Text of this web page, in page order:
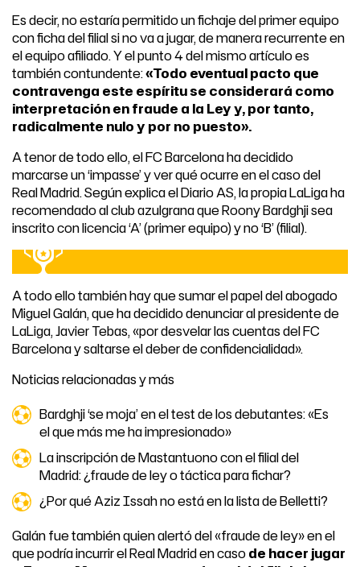
Es decir, no estaría permitido un fichaje del primer equipo
con ficha del filial si no va a jugar, de manera recurrente en
el equipo afiliado. Y el punto 4 del mismo artículo es
también contundente:«Todo eventual pacto que
contravenga este espíritu se considerará como
interpretación en fraude a la Ley y, por tanto,
radicalmente nulo y por no puesto».
A tenor de todo ello, el FC Barcelona ha decidido
marcarse un ‘impasse’ y ver qué ocurre en el caso del
Real Madrid. Según explica el Diario AS, la propia LaLiga ha
recomendado al club azulgrana que Roony Bardghji sea
inscrito con licencia ‘A’ (primer equipo) y no ‘B’ (filial).
A todo ello también hay que sumar el papel del abogado
Miguel Galán, que ha decidido denunciar al presidente de
LaLiga, Javier Tebas, «por desvelar las cuentas del FC
Barcelona y saltarse el deber de confidencialidad».
Noticias relacionadas y más
Bardghji ‘se moja’ en el test de los debutantes: «Es
el que más me ha impresionado»
La inscripción de Mastantuono con el filial del
Madrid: ¿fraude de ley o táctica para fichar?
¿Por qué Aziz Issah no está en la lista de Belletti?
Galán fue también quien alertó del «fraude de ley» en el
que podría incurrir el Real Madrid en casode hacer jugar